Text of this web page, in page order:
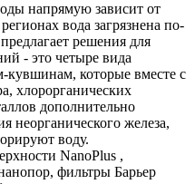
напрямую зависит от
вода загрязнена по-
решения для
- это четыре вида
кувшинам, которые вместе с
хлорорганических
дополнительно
неорганического железа,
воду.
NanoPlus ,
фильтры Барьер